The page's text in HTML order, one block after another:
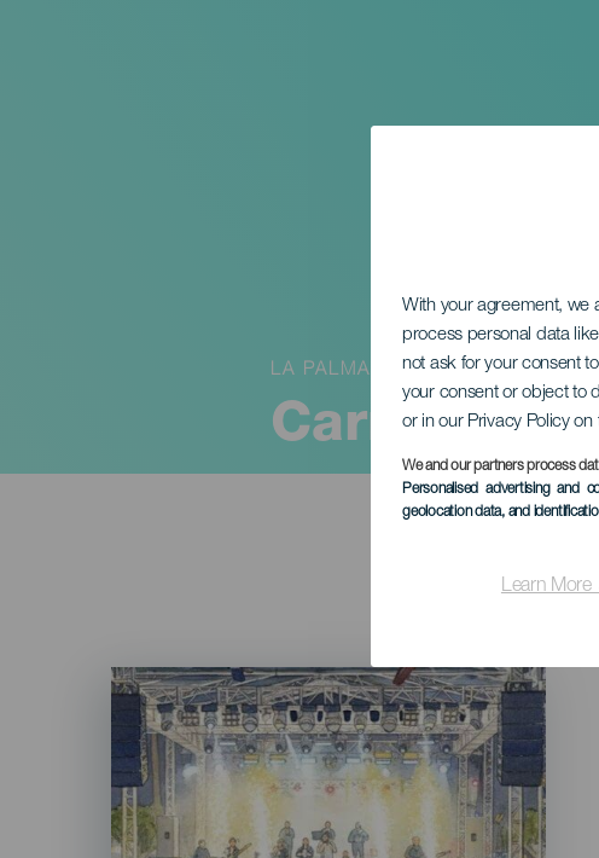
With your agreement, we
process personal data
not ask for your consent
your consent or object to
or in our Privacy Policy on
We and our partners process
Personalised advertising and
geolocation data, and
Learn
Carnaval
LA PALMA
Imagen
Listado